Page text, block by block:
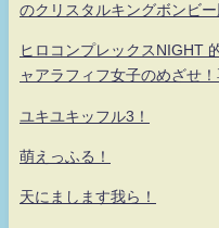
のクリスタルキングボンビ
ヒロコンプレックスNIGHT
ャアラフィフ女子のめざせ
ユキユキッフル3！
萌えっふる！
天にまします我ら！